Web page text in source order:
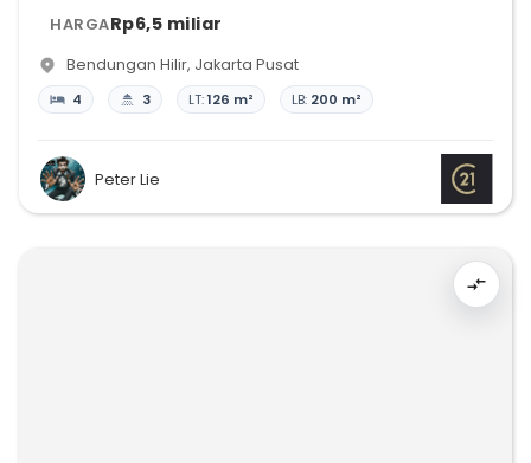
HARGARp6,5 miliar
Bendungan Hilir, Jakarta Pusat
4 3 LT:126 m² LB: 200 m²
Peter Lie